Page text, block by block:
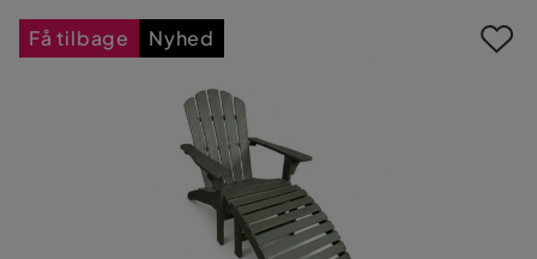
Få tilbage Nyhed